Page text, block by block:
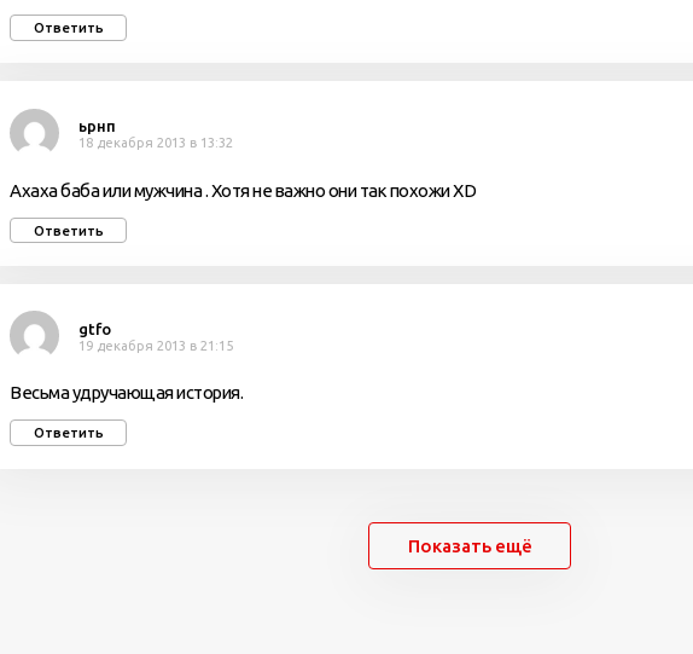
Ответить
ьрнп
18 декабря 2013 в 13:32
Ахаха баба или мужчина . Хотя не важно они так похожи XD
Ответить
gtfo
19 декабря 2013 в 21:15
Весьма удручающая история.
Ответить
Показать ещё